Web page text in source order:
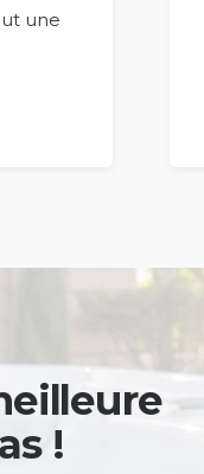
une
!